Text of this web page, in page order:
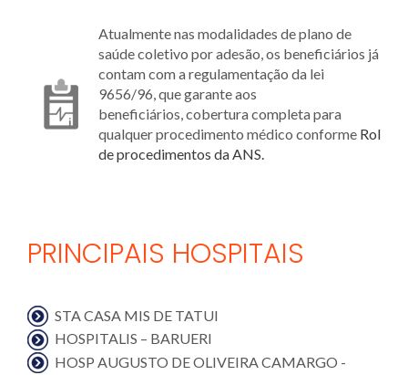
Atualmente nas modalidades de plano de
saúde coletivo por adesão, os beneficiários já
contam com a regulamentação da lei
9656/96, que garante aos
beneficiários, cobertura completa para
qualquer procedimento médico conforme Rol
de procedimentos da ANS.
PRINCIPAIS HOSPITAIS
STA CASA MIS DE TATUI
HOSPITALIS – BARUERI
HOSP AUGUSTO DE OLIVEIRA CAMARGO -